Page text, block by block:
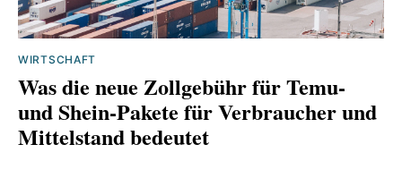
WIRTSCHAFT
Was die neue Zollgebühr für Temu‑
und Shein‑Pakete für Verbraucher und
Mittelstand bedeutet